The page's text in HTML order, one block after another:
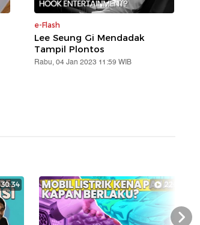
e-Flash
Lee Seung Gi Mendadak
Tampil Plontos
Rabu, 04 Jan 2023 11:59 WIB
30:34 22:53